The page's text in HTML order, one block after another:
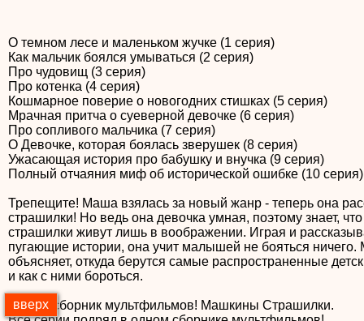
О темном лесе и маленьком жучке (1 серия)
Как мальчик боялся умываться (2 серия)
Про чудовищ (3 серия)
Про котенка (4 серия)
Кошмарное поверие о новогодних стишках (5 серия)
Мрачная притча о суеверной девочке (6 серия)
Про сопливого мальчика (7 серия)
О Девочке, которая боялась зверушек (8 серия)
Ужасающая история про бабушку и внучка (9 серия)
Полный отчаяния миф об исторической ошибке (10 серия)
Трепещите! Маша взялась за новый жанр - теперь она
страшилки! Но ведь она девочка умная, поэтому знает,
страшилки живут лишь в воображении. Играя и
пугающие истории, она учит малышей не бояться
объясняет, откуда берутся самые распространенные
и как с ними бороться.
Новый сборник мультфильмов! Машкины Страшилки.
вверх